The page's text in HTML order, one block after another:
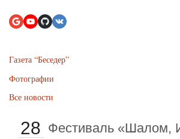
Газета “Беседер”
Фотографии
Все новости
28 Фестиваль «Шалом,